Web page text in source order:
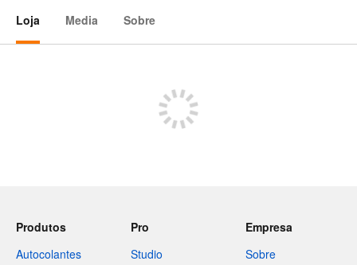
Loja
Media Sobre
Produtos
Autocolantes
Pro
Studio
Empresa
Sobre